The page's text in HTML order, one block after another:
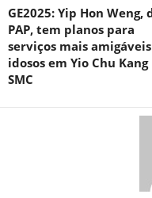
GE2025: Yip Hon Weng,
PAP, tem planos para
serviços mais
idosos em Yio Chu Kang
SMC